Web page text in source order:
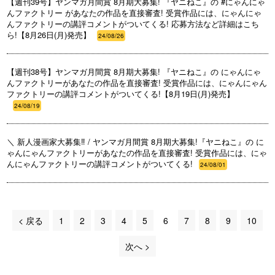
んファクトリー があなたの作品を直接審査! 受賞作品には、にゃんにゃ
んファクトリーの講評コメントがついてくる! 応募方法など詳細はこち
ら!【8月26日(月)発売】
24/08/26
【週刊38号】ヤンマガ月間賞 8月期大募集! 『ヤニねこ』の にゃんにゃ
んファクトリーがあなたの作品を直接審査! 受賞作品には、にゃんにゃん
ファクトリーの講評コメントがついてくる!【8月19日(月)発売】
24/08/19
＼ 新人漫画家大募集‼️ / ヤンマガ月間賞 8月期大募集!『ヤニねこ』の に
ゃんにゃんファクトリーがあなたの作品を直接審査! 受賞作品には、にゃ
んにゃんファクトリーの講評コメントがついてくる!
24/08/01
< 戻る 1 2 3 4 5 6 7 8 9 10
次へ >